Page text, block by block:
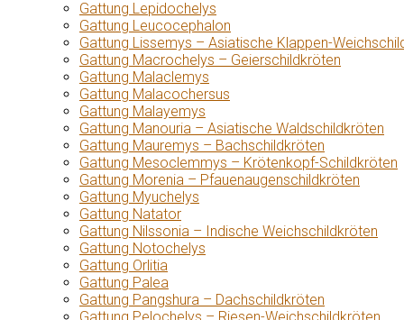
Gattung Lepidochelys
Gattung Leucocephalon
Gattung Lissemys – Asiatische Klappen-
Gattung Macrochelys – Geierschildkröten
Gattung Malaclemys
Gattung Malacochersus
Gattung Malayemys
Gattung Manouria – Asiatische Waldschildkröten
Gattung Mauremys – Bachschildkröten
Gattung Mesoclemmys – Krötenkopf-Schildkröten
Gattung Morenia – Pfauenaugenschildkröten
Gattung Myuchelys
Gattung Natator
Gattung Nilssonia – Indische Weichschildkröten
Gattung Notochelys
Gattung Orlitia
Gattung Palea
Gattung Pangshura – Dachschildkröten